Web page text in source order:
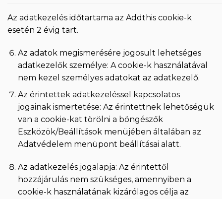
Az adatkezelés időtartama az Addthis cookie-k
esetén 2 évig tart.
Az adatok megismerésére jogosult lehetséges
adatkezelők személye: A cookie-k használatával
nem kezel személyes adatokat az adatkezelő.
Az érintettek adatkezeléssel kapcsolatos
jogainak ismertetése: Az érintettnek lehetőségük
van a cookie-kat törölni a böngészők
Eszközök/Beállítások menüjében általában az
Adatvédelem menüpont beállításai alatt.
Az adatkezelés jogalapja: Az érintettől
hozzájárulás nem szükséges, amennyiben a
cookie-k használatának kizárólagos célja az